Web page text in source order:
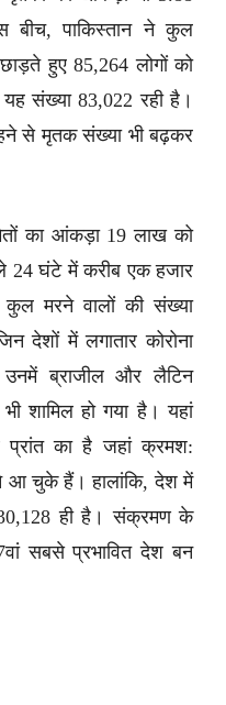
पाकिस्तान ने कुल
हुए 85,264 लोगों को
यह संख्या 83,022 रही है।
से मृतक संख्या भी बढ़कर
का आंकड़ा 19 लाख को
24 घंटे में करीब एक हजार
मरने वालों की संख्या
देशों में लगातार कोरोना
ब्राजील और लैटिन
शामिल हो गया है। यहां
का है जहां क्रमश:
आ चुके हैं। हालांकि, देश में
30,128 ही है। संक्रमण के
सबसे प्रभावित देश बन